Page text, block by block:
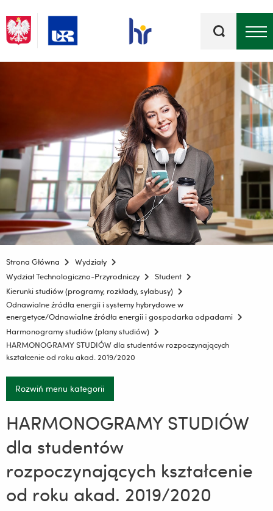
kluczowe
Strona Główna
Wydziały
Wydział Technologiczno-Przyrodniczy
Student
Kierunki studiów (programy, rozkłady, sylabusy)
Odnawialne źródła energii i systemy hybrydowe w
energetyce/Odnawialne źródła energii i gospodarka odpadami
Harmonogramy studiów (plany studiów)
HARMONOGRAMY STUDIÓW dla studentów rozpoczynających
kształcenie od roku akad. 2019/2020
Rozwiń menu kategorii
HARMONOGRAMY STUDIÓW
dla studentów
rozpoczynających kształcenie
od roku akad. 2019/2020